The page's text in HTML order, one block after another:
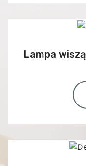
Lampa